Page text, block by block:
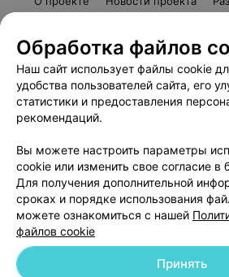
Пользовательское соглашение
Вакансии
Написать
Обработка персональных
© 2026 ООО «Артокс Лаб», УНП 191700409 |
Обработка файлов
Наш сайт использует файлы cookie
удобства пользователей сайта, его
статистики и предоставления
рекомендаций.
Вы можете настроить параметры
cookie или изменить свое согласие в
Для получения дополнительной
сроках и порядке использования
можете ознакомиться с нашей
файлов cookie
Принять